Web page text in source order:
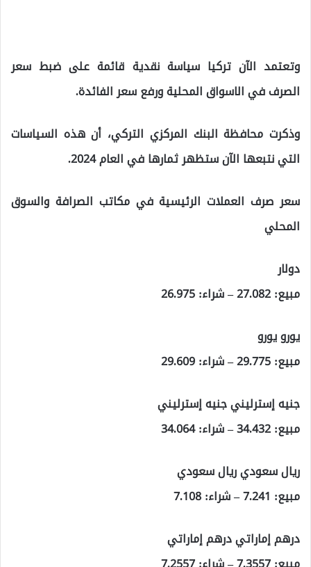
وتعتمد الآن تركيا سياسة نقدية قائمة على ضبط سعر
الصرف في الاسواق المحلية ورفع سعر الفائدة.
وذكرت محافظة البنك المركزي التركي، أن هذه السياسات
التي نتبعها الآن ستظهر ثمارها في العام 2024.
سعر صرف العملات الرئيسية في مكاتب الصرافة والسوق
المحلي
دولار
مبيع: 27.082 – شراء: 26.975
يورو يورو
مبيع: 29.775 – شراء: 29.609
جنيه إسترليني جنيه إسترليني
مبيع: 34.432 – شراء: 34.064
ريال سعودي ريال سعودي
مبيع: 7.241 – شراء: 7.108
درهم إماراتي درهم إماراتي